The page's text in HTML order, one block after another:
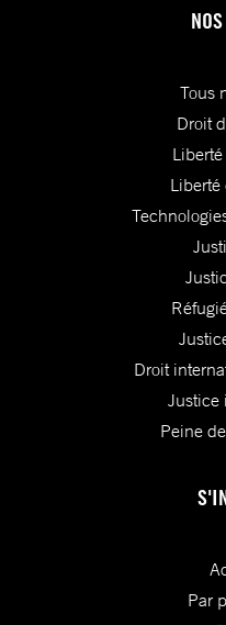
Tous
Droit
Liberté
Droit
Justice
Peine
Par